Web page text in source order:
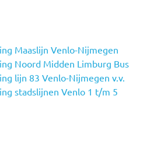
Maaslijn Venlo-Nijmegen
Noord Midden Limburg Bus
lijn 83 Venlo-Nijmegen v.v.
stadslijnen Venlo 1 t/m 5